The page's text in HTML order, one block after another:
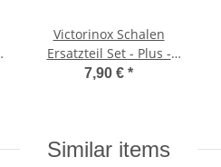
Victorinox Schalen
Ersatzteil Set - Plus -
mit grün/schwarzer
7,90 € *
Similar items